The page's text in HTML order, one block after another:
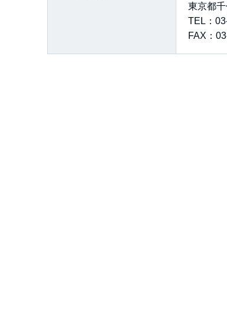
東京都
TEL：
FAX：